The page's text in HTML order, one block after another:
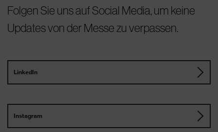
Folgen Sie uns auf Social Media, um keine
Updates von der Messe zu verpassen.
LinkedIn
Instagram